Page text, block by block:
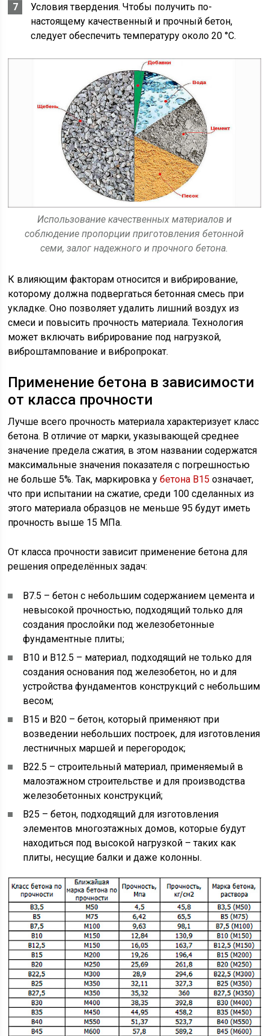
Условия твердения. Чтобы получить по-
настоящему качественный и прочный бетон,
следует обеспечить температуру около 20 °C.
Использование качественных материалов и
соблюдение пропорции приготовления бетонной
семи, залог надежного и прочного бетона.
К влияющим факторам относится и вибрирование,
которому должна подвергаться бетонная смесь при
укладке. Оно позволяет удалить лишний воздух из
смеси и повысить прочность материала. Технология
может включать вибрирование под нагрузкой,
виброштампование и вибропрокат.
Применение бетона в зависимости
от класса прочности
Лучше всего прочность материала характеризует класс
бетона. В отличие от марки, указывающей среднее
значение предела сжатия, в этом названии содержатся
максимальные значения показателя с погрешностью
не больше 5%. Так, маркировка убетона B15 означает,
что при испытании на сжатие, среди 100 сделанных из
этого материала образцов не меньше 95 будут иметь
прочность выше 15 МПа.
От класса прочности зависит применение бетона для
решения определённых задач:
B7.5 – бетон с небольшим содержанием цемента и
невысокой прочностью, подходящий только для
создания прослойки под железобетонные
фундаментные плиты;
B10 и B12.5 – материал, подходящий не только для
создания основания под железобетон, но и для
устройства фундаментов конструкций с небольшим
весом;
B15 и B20 – бетон, который применяют при
возведении небольших построек, для изготовления
лестничных маршей и перегородок;
B22.5 – строительный материал, применяемый в
малоэтажном строительстве и для производства
железобетонных конструкций;
B25 – бетон, подходящий для изготовления
элементов многоэтажных домов, которые будут
находиться под высокой нагрузкой – таких как
плиты, несущие балки и даже колонны.